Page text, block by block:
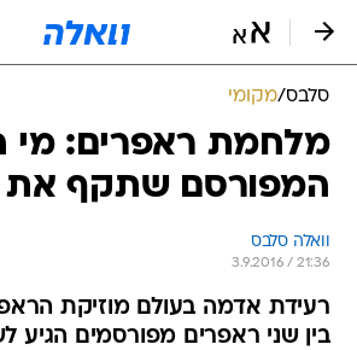
סלבס/מקומי
מלחמת ראפרים: מי
המפורסם שתקף את
וואלה סלבס
3.9.2016 / 21:36
רעידת אדמה בעולם מוזיקת
בין שני ראפרים מפורסמים הגיע